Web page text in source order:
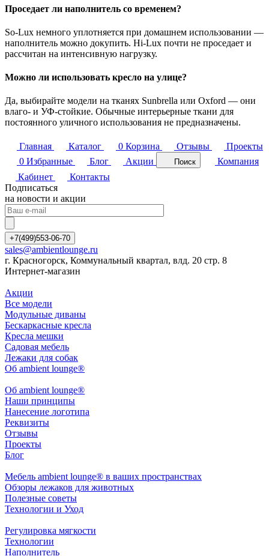
Проседает ли наполнитель со временем?
So-Lux немного уплотняется при домашнем использовании —
наполнитель можно докупить. Hi-Lux почти не проседает и
рассчитан на интенсивную нагрузку.
Можно ли использовать кресло на улице?
Да, выбирайте модели на тканях Sunbrella или Oxford — они
влаго- и УФ-стойкие. Обычные интерьерные ткани для
постоянного уличного использования не предназначены.
Главная Каталог 0 Корзина Отзывы
Проекты
0 Избранные Блог Акции Поиск
Компания
Кабинет
Контакты
Подписаться
на новости и акции
+7(499)553-06-70
sales@ambientlounge.ru
г. Красногорск, Коммунальный квартал, влд. 20 стр. 8
Интернет-магазин
Акции
Все модели
Модульные диваны
Бескаркасные кресла
Кресла мешки
Садовая мебель
Лежаки для собак
Об ambient lounge®
Oб ambient lounge®
Наши принципы
Нанесение логотипа
Реквизиты
Отзывы
Проекты
Блог
Мебель ambient lounge® в ваших пространствах
Обзоры лежаков для животных
Полезные советы
Технологии и Уход
Регулировка мягкости
Технологии
Наполнитель